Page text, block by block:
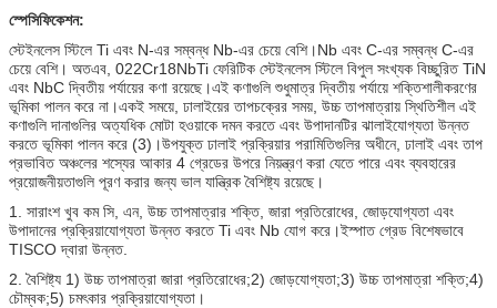
স্পেসিফিকেশন:
স্টেইনলেস স্টিলে Ti এবং N-এর সম্বন্ধ Nb-এর চেয়ে বেশি।Nb এবং C-এর সম্বন্ধ C-এর
চেয়ে বেশি। অতএব, 022Cr18NbTi ফেরিটিক স্টেইনলেস স্টিলে বিপুল সংখ্যক বিচ্ছুরিত TiN
এবং NbC দ্বিতীয় পর্যায়ের কণা রয়েছে।এই কণাগুলি শুধুমাত্র দ্বিতীয় পর্যায়ে শক্তিশালীকরণের
ভূমিকা পালন করে না।একই সময়ে, ঢালাইয়ের তাপচক্রের সময়, উচ্চ তাপমাত্রায় স্থিতিশীল এই
কণাগুলি দানাগুলির অত্যধিক মোটা হওয়াকে দমন করতে এবং উপাদানটির ঝালাইযোগ্যতা উন্নত
করতে ভূমিকা পালন করে (3)।উপযুক্ত ঢালাই প্রক্রিয়ার পরামিতিগুলির অধীনে, ঢালাই এবং তাপ
প্রভাবিত অঞ্চলের শস্যের আকার 4 গ্রেডের উপরে নিয়ন্ত্রণ করা যেতে পারে এবং ব্যবহারের
প্রয়োজনীয়তাগুলি পূরণ করার জন্য ভাল যান্ত্রিক বৈশিষ্ট্য রয়েছে।
1. সারাংশ খুব কম সি, এন, উচ্চ তাপমাত্রার শক্তি, জারা প্রতিরোধের, জোড়যোগ্যতা এবং
উপাদানের প্রক্রিয়াযোগ্যতা উন্নত করতে Ti এবং Nb যোগ করে।ইস্পাত গ্রেড বিশেষভাবে
TISCO দ্বারা উন্নত.
2. বৈশিষ্ট্য 1) উচ্চ তাপমাত্রা জারা প্রতিরোধের;2) জোড়যোগ্যতা;3) উচ্চ তাপমাত্রা শক্তি;4)
চৌম্বক;5) চমৎকার প্রক্রিয়াযোগ্যতা।